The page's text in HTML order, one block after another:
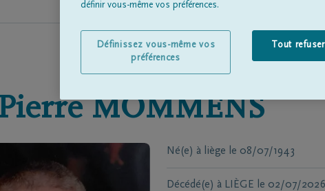
MOMMENS
Né(e) à liège le 08/07/1943
Décédé(e) à LIÈGE le 02/07/2026
définir vous-même vos préférences.
Tout refuser
Définissez vous-même vos
préférences